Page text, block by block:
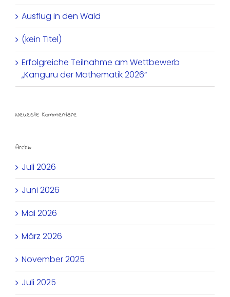
Ausflug in den Wald
(kein Titel)
Erfolgreiche Teilnahme am Wettbewerb
„Känguru der Mathematik 2026“
Neueste Kommentare
Archiv
Juli 2026
Juni 2026
Mai 2026
März 2026
November 2025
Juli 2025